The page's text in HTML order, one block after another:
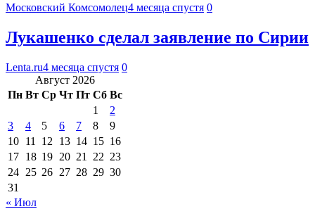
Московский Комсомолец4 месяца спустя 0
Лукашенко сделал заявление по Сирии
Lenta.ru4 месяца спустя 0
Август 2026
Пн Вт Ср Чт Пт Сб Вс
1
2
3
4 5 6 7 8
9
10 11 12 13 14 15 16
17 18 19 20 21 22 23
24 25 26 27 28 29 30
31
« Июл